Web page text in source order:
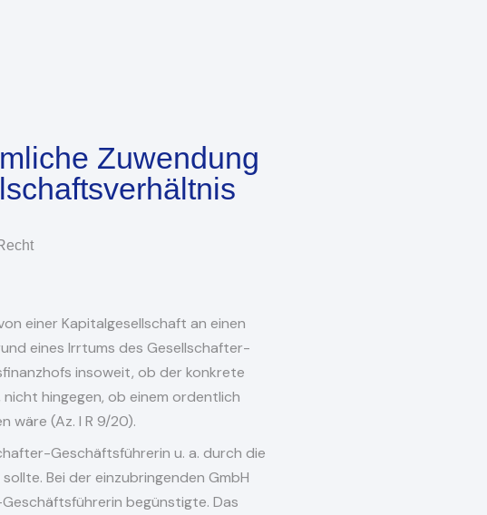
Zuwendung
einer Kapitalgesellschaft an einen
eines Irrtums des Gesellschafter-
insoweit, ob der konkrete
hingegen, ob einem ordentlich
wäre (Az. I R 9/20).
Geschäftsführerin u. a. durch die
Bei der einzubringenden GmbH
begünstigte. Das